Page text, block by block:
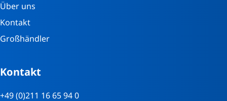
Über uns
Kontakt
Großhändler
Kontakt
+49 (0)211 16 65 94 0